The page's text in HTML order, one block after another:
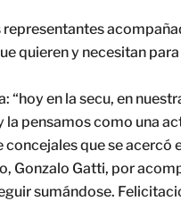
quieren y necesitan
“hoy en la secu, en
la pensamos como una
que se acercó
Gonzalo Gatti, por
sumándose.